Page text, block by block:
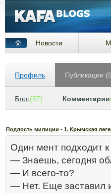
Новости
Профиль Публикации
Блог(57) Комментарии
Подлость милиции - 1. Крымская
Один мент подходит к
— Знаешь, сегодня
— И всего-то?
— Нет. Еще заставил